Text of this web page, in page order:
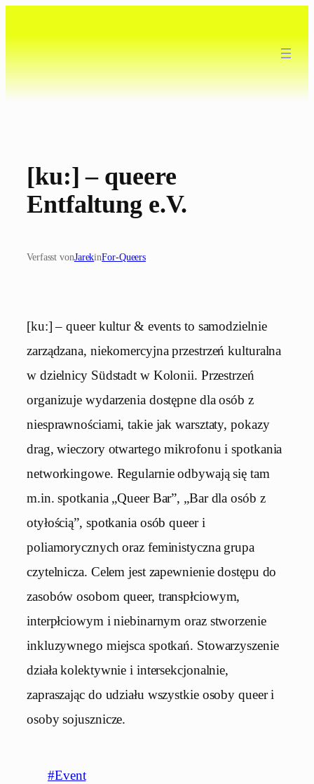
springen
[ku:] – queere
Entfaltung e.V.
Verfasst vonJarekinFor-Queers
[ku:] – queer kultur & events to samodzielnie
zarządzana, niekomercyjna przestrzeń kulturalna
w dzielnicy Südstadt w Kolonii. Przestrzeń
organizuje wydarzenia dostępne dla osób z
niesprawnościami, takie jak warsztaty, pokazy
drag, wieczory otwartego mikrofonu i spotkania
networkingowe. Regularnie odbywają się tam
m.in. spotkania „Queer Bar”, „Bar dla osób z
otyłością”, spotkania osób queer i
poliamorycznych oraz feministyczna grupa
czytelnicza. Celem jest zapewnienie dostępu do
zasobów osobom queer, transpłciowym,
interpłciowym i niebinarnym oraz stworzenie
inkluzywnego miejsca spotkań. Stowarzyszenie
działa kolektywnie i intersekcjonalnie,
zapraszając do udziału wszystkie osoby queer i
osoby sojusznicze.
#Event